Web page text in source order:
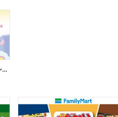
【ファミマオンライン先行販売】シルバニアファミリー